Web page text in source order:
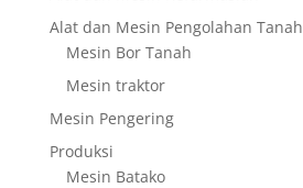
Alat dan Mesin Pengolahan Tanah
Mesin Bor Tanah
Mesin traktor
Mesin Pengering
Produksi
Mesin Batako